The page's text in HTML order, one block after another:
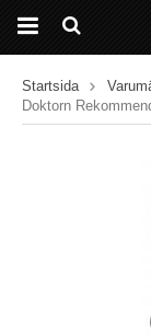
Startsida
Doktorn